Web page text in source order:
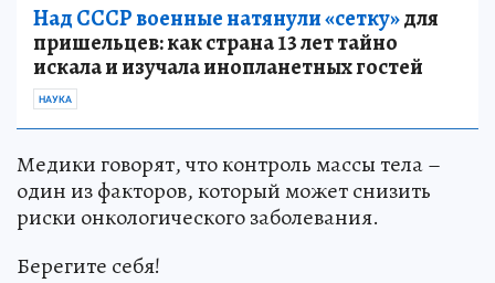
Над СССР военные натянули «сетку»для
пришельцев: как страна 13 лет тайно
искала и изучала инопланетных гостей
НАУКА
Медики говорят, что контроль массы тела –
один из факторов, который может снизить
риски онкологического заболевания.
Берегите себя!